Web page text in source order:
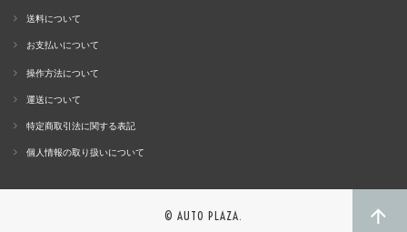
送料について
お支払いについて
操作方法について
運送について
特定商取引法に関する表記
個人情報の取り扱いについて
© AUTO PLAZA.